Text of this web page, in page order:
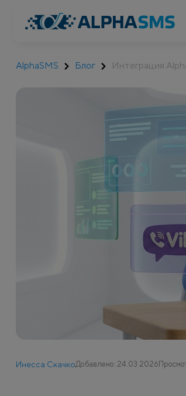
AlphaSMS Блог Интеграция
Инесса СкачкоДобавлено: 24.03.2026